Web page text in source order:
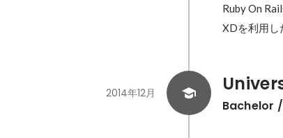
Ruby On
XDを利用し
Bachelor
2014年12月